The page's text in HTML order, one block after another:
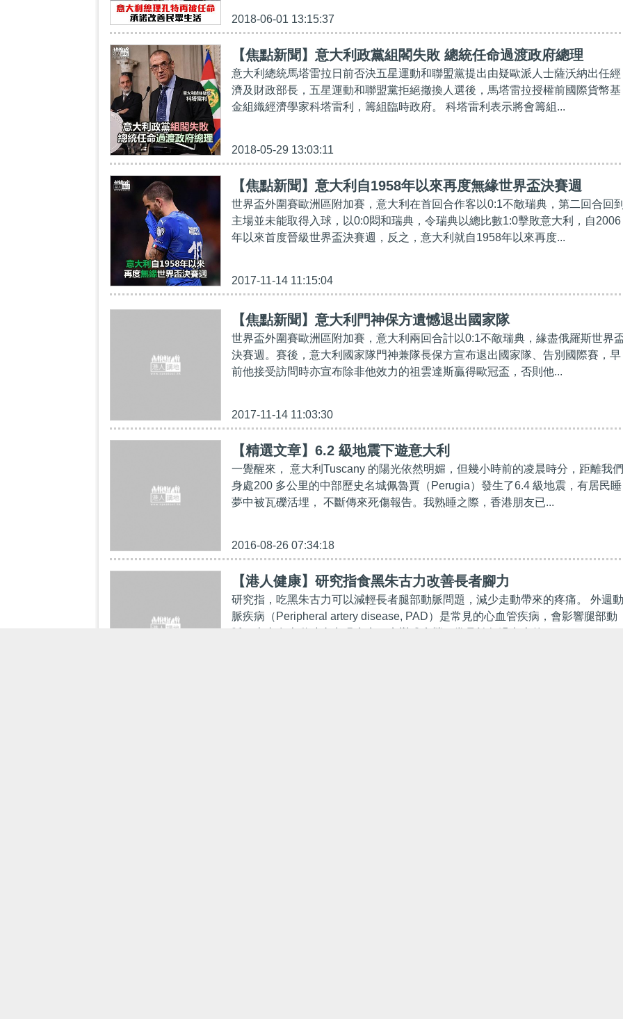
2018-06-01 13:15:37
【焦點新聞】意大利政黨組閣失敗 總統任命過渡政府總理
意大利總統馬塔雷拉日前否決五星運動和聯盟黨提出由疑歐派人士薩沃納出任經
濟及財政部長，五星運動和聯盟黨拒絕撤換人選後，馬塔雷拉授權前國際貨幣基
金組織經濟學家科塔雷利，籌組臨時政府。 科塔雷利表示將會籌組...
2018-05-29 13:03:11
【焦點新聞】意大利自1958年以來再度無緣世界盃決賽週
世界盃外圍賽歐洲區附加賽，意大利在首回合作客以0:1不敵瑞典，第二回合回
主場並未能取得入球，以0:0悶和瑞典，令瑞典以總比數1:0擊敗意大利，自2006
年以來首度晉級世界盃決賽週，反之，意大利就自1958年以來再度...
2017-11-14 11:15:04
【焦點新聞】意大利門神保方遺憾退出國家隊
世界盃外圍賽歐洲區附加賽，意大利兩回合計以0:1不敵瑞典，緣盡俄羅斯世界
決賽週。賽後，意大利國家隊門神兼隊長保方宣布退出國家隊、告別國際賽，早
前他接受訪問時亦宣布除非他效力的祖雲達斯贏得歐冠盃，否則他...
2017-11-14 11:03:30
【精選文章】6.2 級地震下遊意大利
一覺醒來， 意大利Tuscany 的陽光依然明媚，但幾小時前的凌晨時分，距離我們
身處200 多公里的中部歷史名城佩魯賈（Perugia）發生了6.4 級地震，有居民睡
夢中被瓦礫活埋， 不斷傳來死傷報告。我熟睡之際，香港朋友已...
2016-08-26 07:34:18
【港人健康】研究指食黑朱古力改善長者腳力
研究指，吃黑朱古力可以減輕長者腿部動脈問題，減少走動帶來的疼痛。 外週動
脈疾病（Peripheral artery disease, PAD）是常見的心血管疾病，會影響腿部動